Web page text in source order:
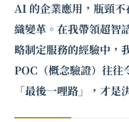
AI 的企業應用，瓶頸
織變革。在我帶領超智
略制定服務的經驗中，
POC（概念驗證）往往
「最後一哩路」，才是